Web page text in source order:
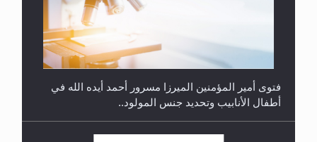
فتوى أمير المؤمنين الميرزا مسرور أحمد أيده الله في
أطفال الأنابيب وتحديد جنس المولود..